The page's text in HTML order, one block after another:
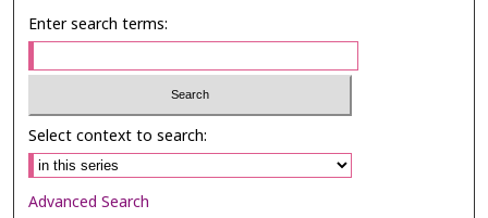
Enter search terms:
Select context to search:
Advanced Search